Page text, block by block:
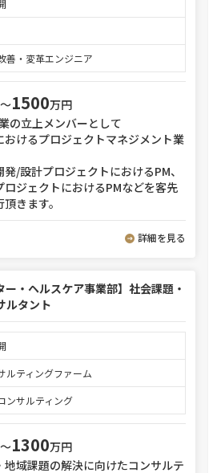
善・変革エンジニア
1500万円
の立上メンバーとして
けるプロジェクトマネジメント業
/設計プロジェクトにおけるPM、
ロジェクトにおけるPMなどを客先
きます。
詳細を見る
ー・ヘルスケア事業部】社会課題・
ルタント
ルティングファーム
ンサルティング
1300万円
地域課題の解決に向けたコンサルテ